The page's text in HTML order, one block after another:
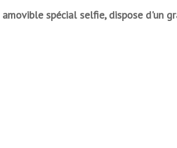
spécial selfie, dispose d'un